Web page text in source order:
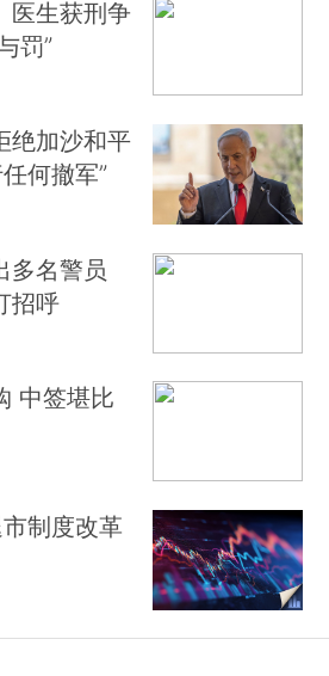
医生获刑争
罚”
绝加沙和平
何撤军”
多名警员
招呼
中签堪比
制度改革